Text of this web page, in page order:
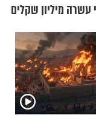
מיליון שקלים